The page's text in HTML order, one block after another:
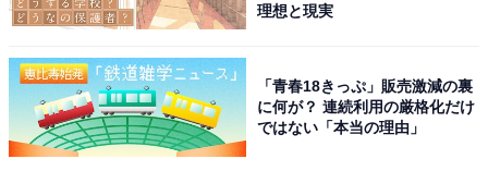
理想と現実
「青春18きっぷ」販売激減の裏
に何が？ 連続利用の厳格化だけ
ではない「本当の理由」